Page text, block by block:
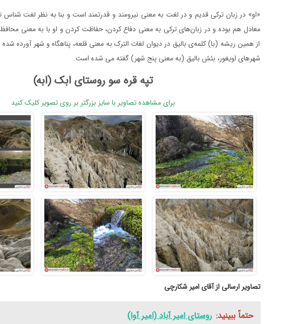
«او» در زبان ترکی قدیم و در لغت به معنی نیرومند و قدرتمند است و بنا به نظر لغت شناس
معادل هم بوده و در زبان‌های ترکی به معنی دفاع کردن، حفاظت کردن و او با به معنی
از همین ریشه (با) کلمه‌ی بالیق در دیوان لغات الترک به معنی قلعه، پناهگاه و شهر آورده
شهرهای اویغور، بئش بالیق (به معنی پنج شهر) گفته می شده است.
تپه قره سو روستای ابک (ابه)
برای مشاهده تصاویر با سایز بزرگتر بر روی تصویر کلیک کنید
تصاویر ارسالی از آقای امیر شکارچی
حتماً ببینید: روستای امیر آباد (امیر آوا)